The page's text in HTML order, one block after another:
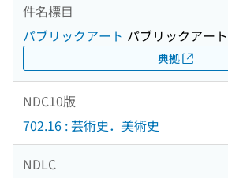
件名標目
パブリックアート パブリックアート
典拠
NDC10版
702.16 : 芸術史．美術史
NDLC